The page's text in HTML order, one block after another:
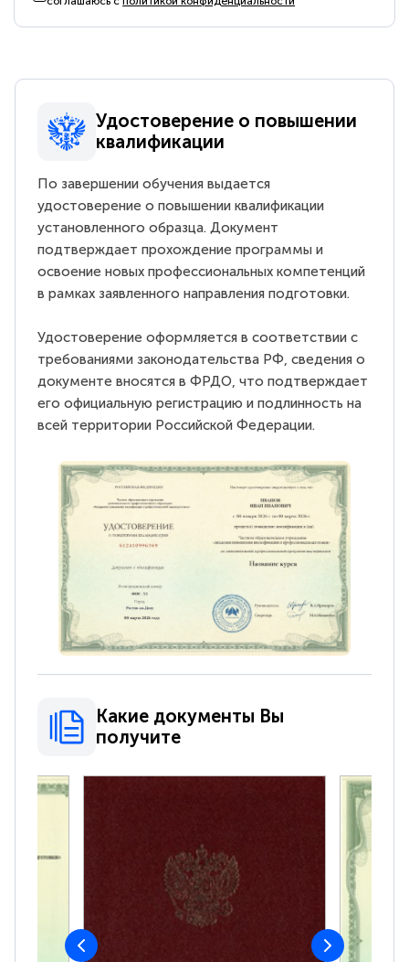
Удостоверение о повышении
квалификации
По завершении обучения выдается
удостоверение о повышении квалификации
установленного образца. Документ
подтверждает прохождение программы и
освоение новых профессиональных компетенций
в рамках заявленного направления подготовки.
Удостоверение оформляется в соответствии с
требованиями законодательства РФ, сведения о
документе вносятся в ФРДО, что подтверждает
его официальную регистрацию и подлинность на
всей территории Российской Федерации.
Какие документы Вы
получите